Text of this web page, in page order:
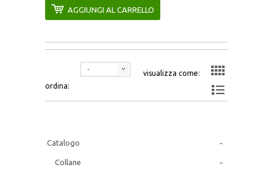
MONUMENTA IURIDICA SICILIENSIA
MORGANA
AGGIUNGI AL CARRELLO
ordina:
- visualizza come:
-
Catalogo
-
Collane